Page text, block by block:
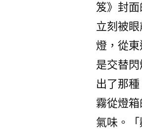
笈》封
立刻被
燈，從
是交替
出了那
霧從燈
氣味。